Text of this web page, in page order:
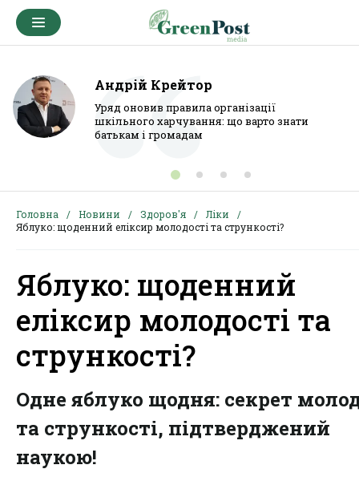
Андрій Крейтор
Уряд оновив правила організації
шкільного харчування: що варто знати
батькам і громадам
Головна Новини Здоров'я
Ліки
Яблуко: щоденний еліксир молодості та стрункості?
Яблуко: щоденний
еліксир молодості та
стрункості?
Одне яблуко щодня: секрет
та стрункості, підтверджений
наукою!